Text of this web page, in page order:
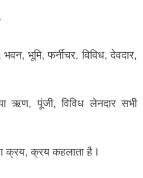
भूमि, फर्नीचर, विविध, देवदार,
ऋण, पूंजी, विविध लेनदार सभी
क्रय, क्रय कहलाता है I